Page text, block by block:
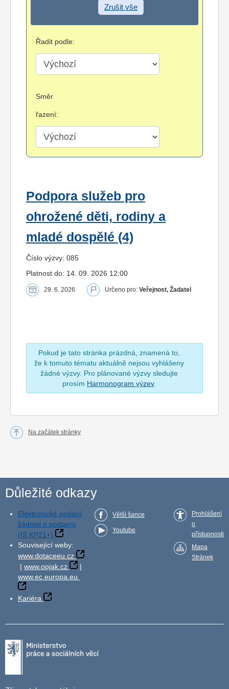
Zrušit vše
Řadit podle:
Směr
řazení:
Podpora služeb pro
ohrožené děti, rodiny a
mladé dospělé (4)
Číslo výzvy: 085
Platnost do: 14. 09. 2026 12:00
29. 6. 2026 Určeno pro: Veřejnost, Žadatel
Pokud je tato stránka prázdná, znamená to,
že k tomuto tématu aktuálně nejsou vyhlášeny
žádné výzvy. Pro plánované výzvy sledujte
prosím Harmonogram výzev.
Na začátek stránky
Důležité odkazy
Elektronické podání
žádosti o podporu
(IS KP21+)
Související weby:
www.dotaceeu.cz
| www.opjak.cz
|
www.ec.europa.eu
Kariéra
Větší šance
Youtube
Prohlášení
o
přístupnosti
Mapa
Stránek